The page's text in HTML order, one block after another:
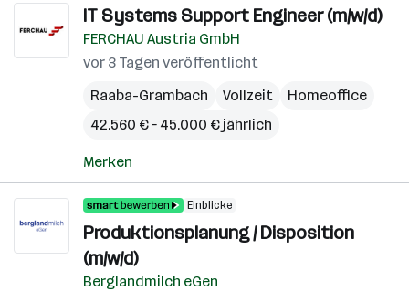
IT Systems Support Engineer (m/w/d)
FERCHAU Austria GmbH
vor 3 Tagen veröffentlicht
Raaba-Grambach
Vollzeit
Homeoffice
42.560 € – 45.000 € jährlich
Merken
Einblicke
Produktionsplanung / Disposition
(m/w/d)
Berglandmilch eGen